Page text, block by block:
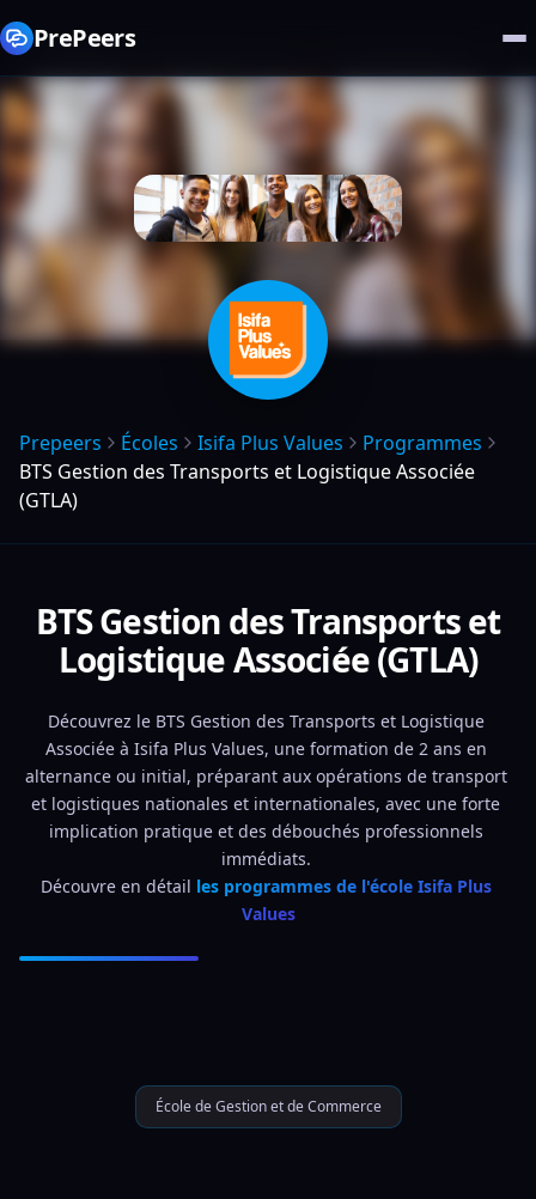
PrePeers
Prepeers Écoles Isifa Plus Values
Programmes
BTS Gestion des Transports et Logistique Associée
(GTLA)
BTS Gestion des Transports et
Logistique Associée (GTLA)
Découvrez le BTS Gestion des Transports et Logistique
Associée à Isifa Plus Values, une formation de 2 ans en
alternance ou initial, préparant aux opérations de transport
et logistiques nationales et internationales, avec une forte
implication pratique et des débouchés professionnels
immédiats.
Découvre en détail les programmes de l'école Isifa Plus
Values
École de Gestion et de Commerce